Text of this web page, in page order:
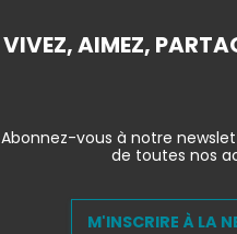
VIVEZ, AIMEZ,
Abonnez-vous à notre
de toutes nos
M'INSCRIRE À LA